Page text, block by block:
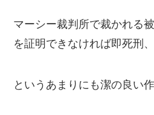
マーシー裁判所で裁かれる
を証明できなければ即死刑、
というあまりにも潔の良い作